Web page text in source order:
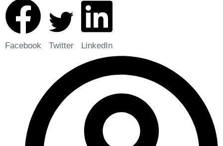
Facebook Twitter LinkedIn